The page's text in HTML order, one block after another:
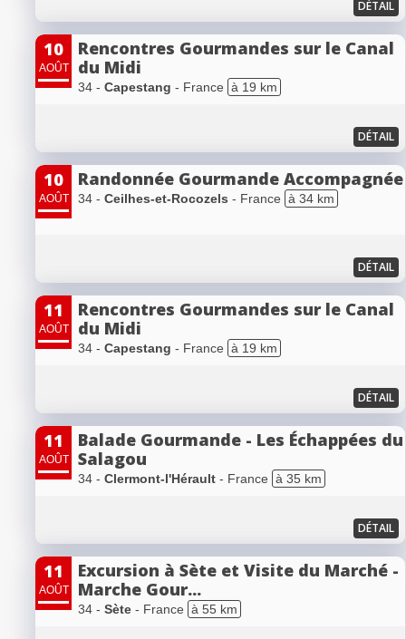
DÉTAIL
10
AOÛT
Rencontres Gourmandes sur le Canal
du Midi
34 - Capestang - France à 19 km
DÉTAIL
10
AOÛT
Randonnée Gourmande Accompagnée
34 - Ceilhes-et-Rocozels - France à 34 km
DÉTAIL
11
AOÛT
Rencontres Gourmandes sur le Canal
du Midi
34 - Capestang - France à 19 km
DÉTAIL
11
AOÛT
Balade Gourmande - Les Échappées du
Salagou
34 - Clermont-l'Hérault - France à 35 km
DÉTAIL
11
AOÛT
Excursion à Sète et Visite du Marché -
Marche Gour...
34 - Sète - France à 55 km